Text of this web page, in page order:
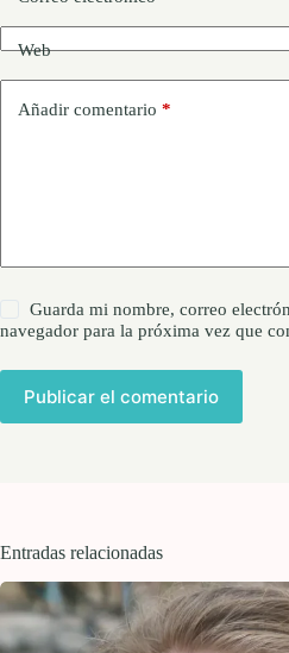
Web
Añadir comentario *
Guarda mi nombre, correo
navegador para la próxima vez que
Publicar el comentario
Entradas relacionadas